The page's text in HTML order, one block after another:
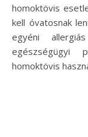
homoktövis
kell óvatosnak
egyéni
egészségügyi
homoktövis